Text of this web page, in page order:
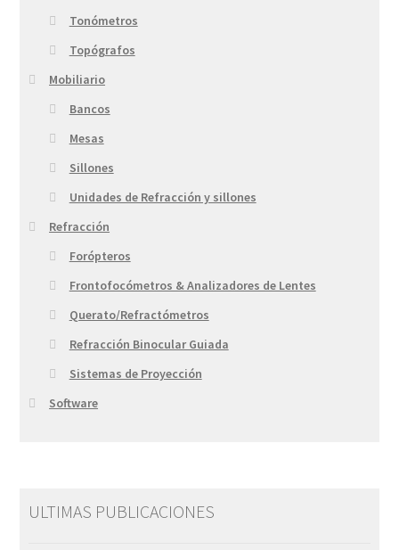
Tonómetros
Topógrafos
Mobiliario
Bancos
Mesas
Sillones
Unidades de Refracción y sillones
Refracción
Forópteros
Frontofocómetros & Analizadores de Lentes
Querato/Refractómetros
Refracción Binocular Guiada
Sistemas de Proyección
Software
ULTIMAS PUBLICACIONES